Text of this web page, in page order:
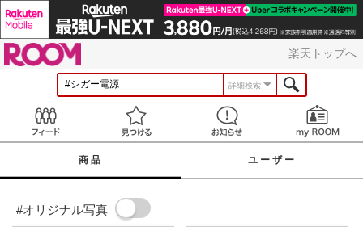
楽天トップへ
詳細検索
見つける お知らせ
商品 ユーザー
#オリジナル写真